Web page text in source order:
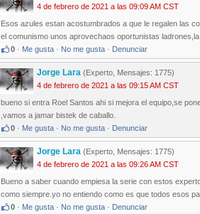
4 de febrero de 2021 a las 09:09 AM CST
Esos azules estan acostumbrados a que le regalen las
el comunismo unos aprovechaos oportunistas
0 · Me gusta · No me gusta · Denunciar
Jorge Lara (Experto, Mensajes: 1775)
4 de febrero de 2021 a las 09:15 AM CST
bueno si entra Roel Santos ahi si mejora el equipo,se
,vamos a jamar bistek de caballo.
0 · Me gusta · No me gusta · Denunciar
Jorge Lara (Experto, Mensajes: 1775)
4 de febrero de 2021 a las 09:26 AM CST
Bueno a saber cuando empiesa la serie con estos
como siempre.yo no entiendo como es que todos esos
0 · Me gusta · No me gusta · Denunciar